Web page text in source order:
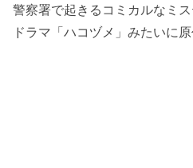
警察署で起きるコミカルなミ
ドラマ「ハコヅメ」みたいに